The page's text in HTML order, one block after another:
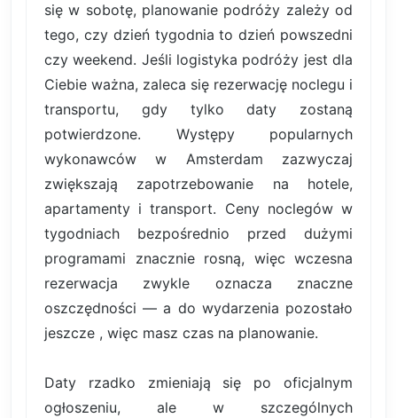
się w sobotę, planowanie podróży zależy od
tego, czy dzień tygodnia to dzień powszedni
czy weekend. Jeśli logistyka podróży jest dla
Ciebie ważna, zaleca się rezerwację noclegu i
transportu, gdy tylko daty zostaną
potwierdzone. Występy popularnych
wykonawców w Amsterdam zazwyczaj
zwiększają zapotrzebowanie na hotele,
apartamenty i transport. Ceny noclegów w
tygodniach bezpośrednio przed dużymi
programami znacznie rosną, więc wczesna
rezerwacja zwykle oznacza znaczne
oszczędności — a do wydarzenia pozostało
jeszcze , więc masz czas na planowanie.
Daty rzadko zmieniają się po oficjalnym
ogłoszeniu, ale w szczególnych